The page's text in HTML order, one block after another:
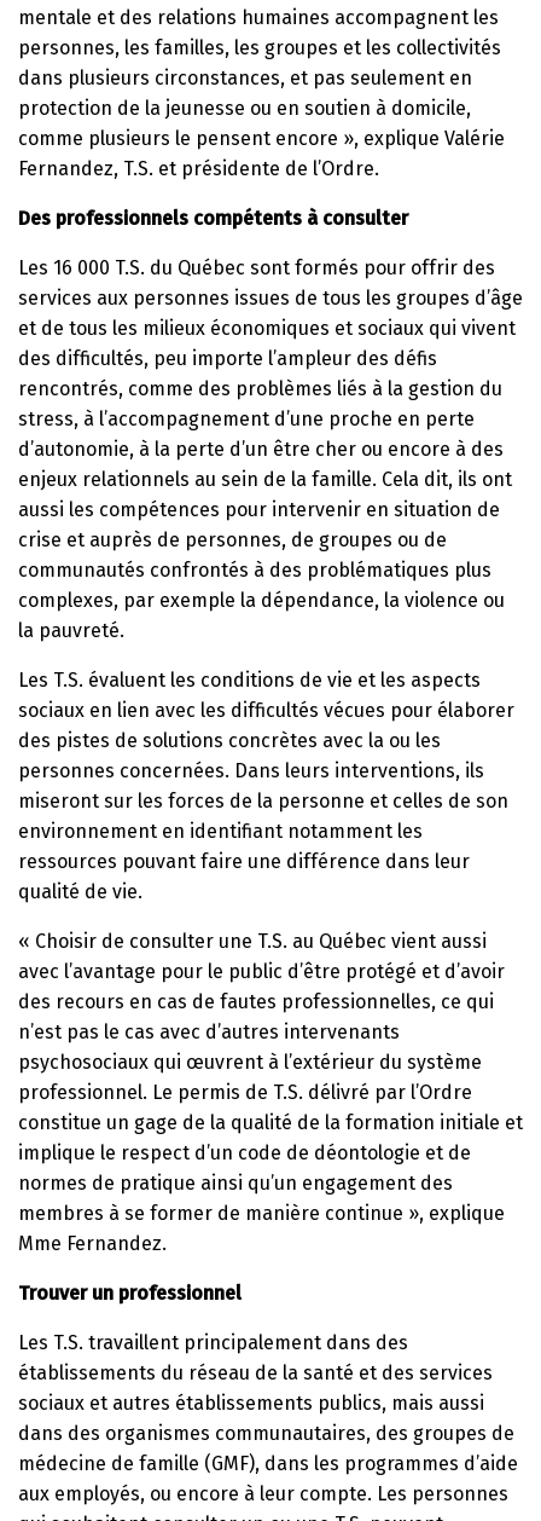
mentale et des relations humaines accompagnent les
personnes, les familles, les groupes et les collectivités
dans plusieurs circonstances, et pas seulement en
protection de la jeunesse ou en soutien à domicile,
comme plusieurs le pensent encore », explique Valérie
Fernandez, T.S. et présidente de l’Ordre.
Des professionnels compétents à consulter
Les 16 000 T.S. du Québec sont formés pour offrir des
services aux personnes issues de tous les groupes d’âge
et de tous les milieux économiques et sociaux qui vivent
des difficultés, peu importe l’ampleur des défis
rencontrés, comme des problèmes liés à la gestion du
stress, à l’accompagnement d’une proche en perte
d’autonomie, à la perte d’un être cher ou encore à des
enjeux relationnels au sein de la famille. Cela dit, ils ont
aussi les compétences pour intervenir en situation de
crise et auprès de personnes, de groupes ou de
communautés confrontés à des problématiques plus
complexes, par exemple la dépendance, la violence ou
la pauvreté.
Les T.S. évaluent les conditions de vie et les aspects
sociaux en lien avec les difficultés vécues pour élaborer
des pistes de solutions concrètes avec la ou les
personnes concernées. Dans leurs interventions, ils
miseront sur les forces de la personne et celles de son
environnement en identifiant notamment les
ressources pouvant faire une différence dans leur
qualité de vie.
« Choisir de consulter une T.S. au Québec vient aussi
avec l’avantage pour le public d’être protégé et d’avoir
des recours en cas de fautes professionnelles, ce qui
n’est pas le cas avec d’autres intervenants
psychosociaux qui œuvrent à l’extérieur du système
professionnel. Le permis de T.S. délivré par l’Ordre
constitue un gage de la qualité de la formation initiale et
implique le respect d’un code de déontologie et de
normes de pratique ainsi qu’un engagement des
membres à se former de manière continue », explique
Mme Fernandez.
Trouver un professionnel
Les T.S. travaillent principalement dans des
établissements du réseau de la santé et des services
sociaux et autres établissements publics, mais aussi
dans des organismes communautaires, des groupes de
médecine de famille (GMF), dans les programmes d’aide
aux employés, ou encore à leur compte. Les personnes